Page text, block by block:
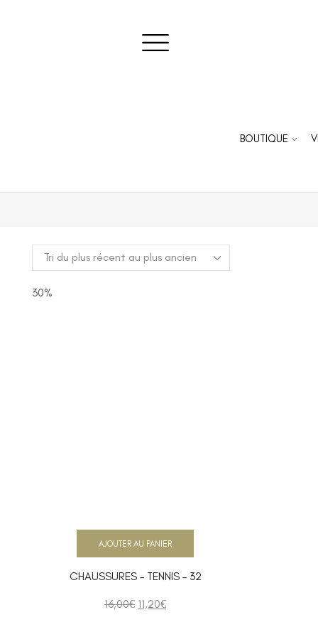
BOUTIQUE
30%
CHAUSSURES – TENNIS – 32
16,00€ 11,20€
AJOUTER AU PANIER